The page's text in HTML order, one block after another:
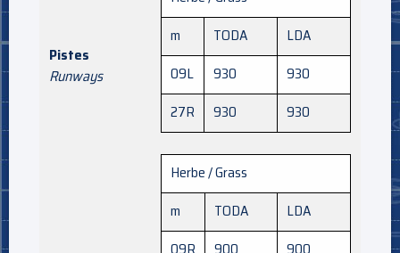
Pistes
Runways
m
TODA
LDA
09L
930
930
27R
930 930
Herbe / Grass
m
TODA
LDA